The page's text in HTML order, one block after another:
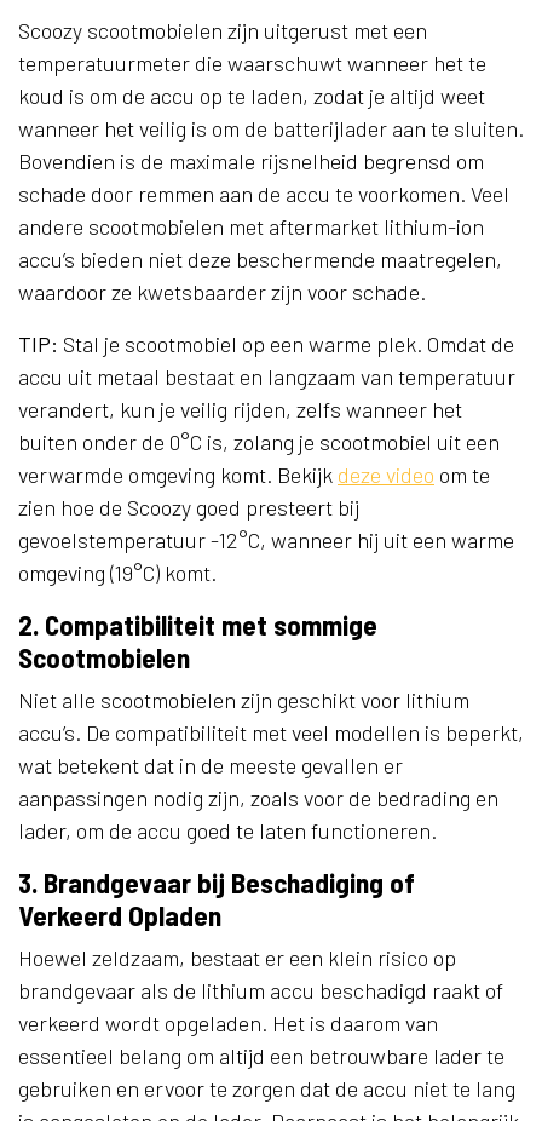
Scoozy scootmobielen zijn uitgerust met een
temperatuurmeter die waarschuwt wanneer het te
koud is om de accu op te laden, zodat je altijd weet
wanneer het veilig is om de batterijlader aan te sluiten.
Bovendien is de maximale rijsnelheid begrensd om
schade door remmen aan de accu te voorkomen. Veel
andere scootmobielen met aftermarket lithium-ion
accu’s bieden niet deze beschermende maatregelen,
waardoor ze kwetsbaarder zijn voor schade.
TIP: Stal je scootmobiel op een warme plek. Omdat de
accu uit metaal bestaat en langzaam van temperatuur
verandert, kun je veilig rijden, zelfs wanneer het
buiten onder de 0°C is, zolang je scootmobiel uit een
verwarmde omgeving komt. Bekijk deze video om te
zien hoe de Scoozy goed presteert bij
gevoelstemperatuur -12°C, wanneer hij uit een warme
omgeving (19°C) komt.
2. Compatibiliteit met sommige
Scootmobielen
Niet alle scootmobielen zijn geschikt voor lithium
accu’s. De compatibiliteit met veel modellen is beperkt,
wat betekent dat in de meeste gevallen er
aanpassingen nodig zijn, zoals voor de bedrading en
lader, om de accu goed te laten functioneren.
3. Brandgevaar bij Beschadiging of
Verkeerd Opladen
Hoewel zeldzaam, bestaat er een klein risico op
brandgevaar als de lithium accu beschadigd raakt of
verkeerd wordt opgeladen. Het is daarom van
essentieel belang om altijd een betrouwbare lader te
gebruiken en ervoor te zorgen dat de accu niet te lang